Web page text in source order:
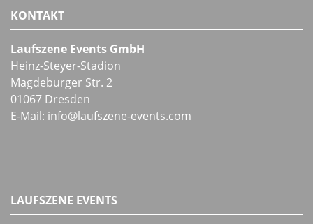
KONTAKT
Laufszene Events GmbH
Heinz-Steyer-Stadion
Magdeburger Str. 2
01067 Dresden
E-Mail: info@laufszene-events.com
LAUFSZENE EVENTS